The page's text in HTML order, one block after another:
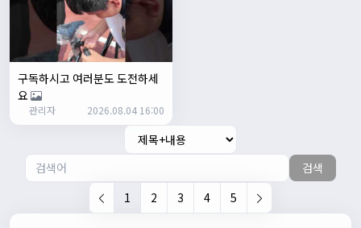
자출조아15:14:23
시즌온 하신 분들 모두 안라하세요~~
시즌온이랑 안라가 몬가요?
진우01:50:08
시즌온은 시즌이 시작됬다는거고 안라는 안전한 라이딩으로
자출조아
2/20/2025
구독하시고 여러분도 도전하세
요
관리자 2026.08.04 16:00
검색
1
2 3 4 5